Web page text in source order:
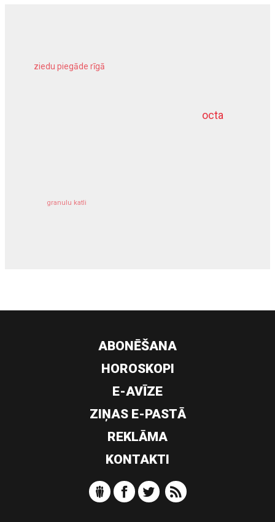
octa
ziedu piegāde rīgā
granulu katli
dziļurbums
ABONĒŠANA
HOROSKOPI
E-AVĪZE
ZIŅAS E-PASTĀ
REKLĀMA
KONTAKTI